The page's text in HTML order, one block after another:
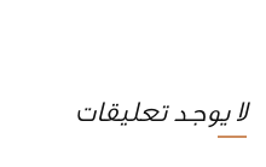
لا يوجد تعليقات